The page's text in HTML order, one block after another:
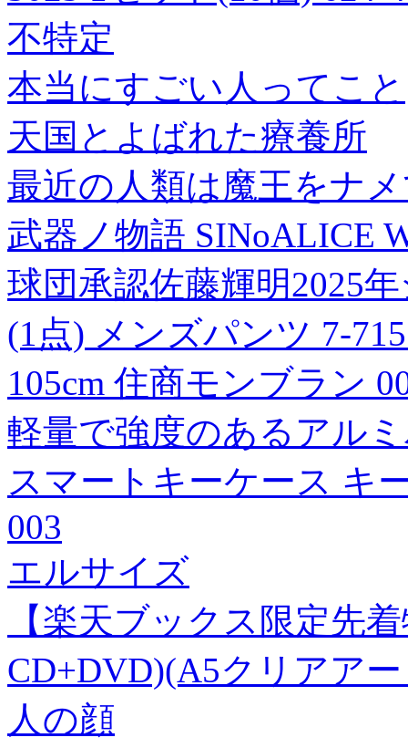
不特定
本当にすごい人ってこと
天国とよばれた療養所
最近の人類は魔王をナ
武器ノ物語 SINoALICE
球団承認佐藤輝明2025
(1点) メンズパンツ 7-
105cm 住商モンブラン
軽量で強度のあるアル
スマートキーケース キ
003
エルサイズ
【楽天ブックス限定先
CD+DVD)(A5クリアア
人の顔